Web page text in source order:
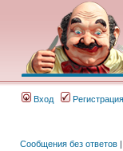
Вход Регистрация
Сообщения без ответов |